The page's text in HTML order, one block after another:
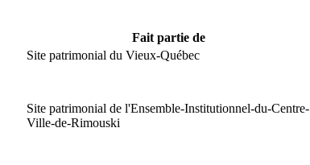
Fait partie de
Site patrimonial du Vieux-Québec
Site patrimonial de l'Ensemble-Institutionnel-du-Centre-
Ville-de-Rimouski